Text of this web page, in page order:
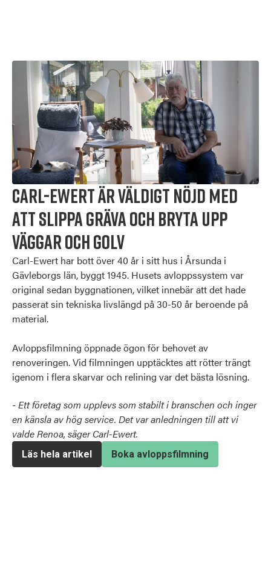
Carl-Ewert är väldigt nöjd med
att slippa gräva och bryta upp
väggar och golv
Carl-Ewert har bott över 40 år i sitt hus i Årsunda i
Gävleborgs län, byggt 1945. Husets avloppssystem var
original sedan byggnationen, vilket innebär att det hade
passerat sin tekniska livslängd på 30-50 år beroende på
material.
Avloppsfilmning öppnade ögon för behovet av
renoveringen. Vid filmningen upptäcktes att rötter trängt
igenom i flera skarvar och relining var det bästa lösning.
-Ett företag som upplevs som stabilt i branschen och inger
en känsla av hög service. Det var anledningen till att vi
valde Renoa, säger Carl-Ewert.
Läs hela artikel Boka avloppsfilmning